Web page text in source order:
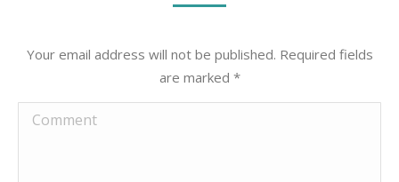
Your email address will not be published. Required fields
are marked *
Comment